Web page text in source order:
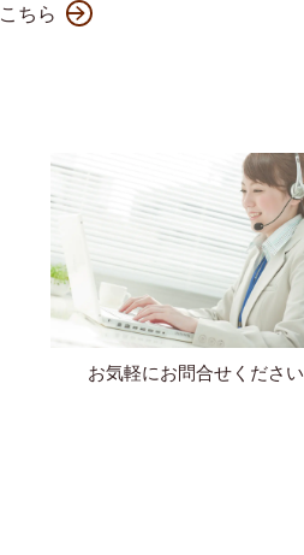
ちら
お気軽にお問合せください